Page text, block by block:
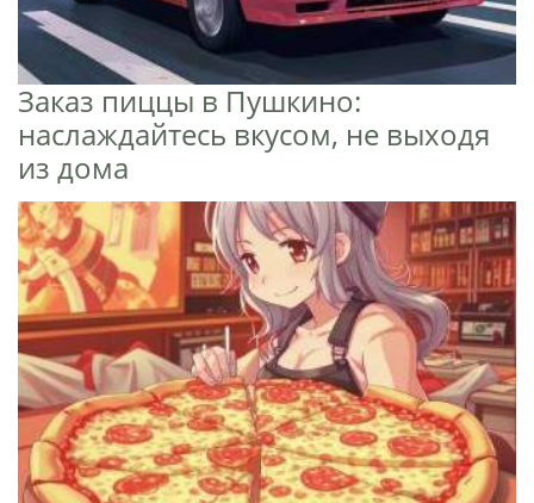
Заказ пиццы в Пушкино:
наслаждайтесь вкусом, не выходя
из дома